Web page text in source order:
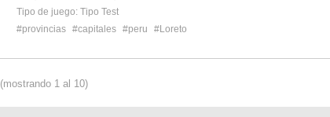
Tipo de juego: Tipo Test
#provincias #capitales #peru #Loreto
(mostrando 1 al 10)